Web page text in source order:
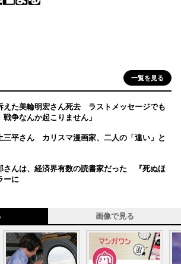
一覧を見る
えた美輪明宏さん死去 ラストメッセージでも
争なんか起こりません」
三平さん カリスマ漫画家、二人の「違い」と
さんは、経済界有数の読書家だった 『死ぬほ
ーに
画像で見る